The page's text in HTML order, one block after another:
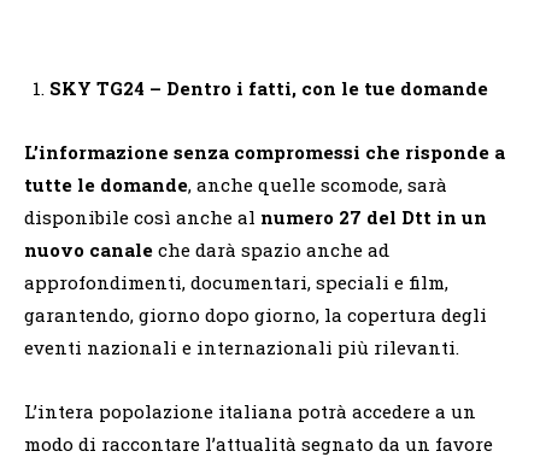
SKY TG24 – Dentro i fatti, con le tue domande
L’informazione senza compromessi che risponde a
tutte le domande, anche quelle scomode, sarà
disponibile così anche al numero 27 del Dtt in un
nuovo canale che darà spazio anche ad
approfondimenti, documentari, speciali e film,
garantendo, giorno dopo giorno, la copertura degli
eventi nazionali e internazionali più rilevanti.
L’intera popolazione italiana potrà accedere a un
modo di raccontare l’attualità segnato da un favore